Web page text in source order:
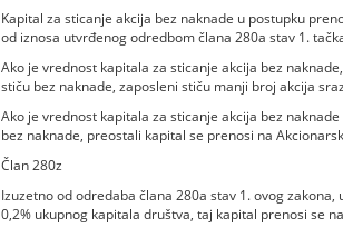
Kapital za sticanje akcija bez naknade u postupku
od iznosa utvrđenog odredbom člana 280a stav 1.
Ako je vrednost kapitala za sticanje akcija bez
stiču bez naknade, zaposleni stiču manji broj akcija
Ako je vrednost kapitala za sticanje akcija bez
bez naknade, preostali kapital se prenosi na
Član 280z
Izuzetno od odredaba člana 280a stav 1. ovog
0,2% ukupnog kapitala društva, taj kapital prenosi se